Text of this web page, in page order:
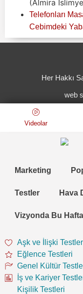
(Almira
Telefonları
Cebimdeki
Her Hakkı
web
Videolar
Marketing
Testler Hava
Vizyonda Bu Hafta
Aşk ve İlişki
Eğlence Testleri
Genel Kültür
İş ve Kariyer
Kişilik Testleri